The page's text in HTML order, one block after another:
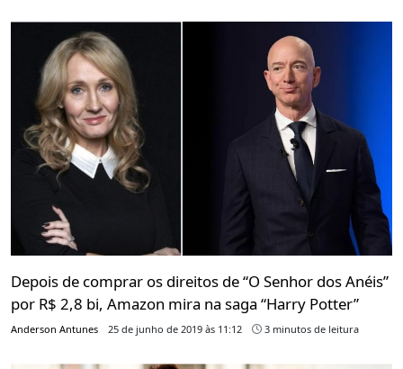
Depois de comprar os direitos de “O Senhor dos Anéis”
por R$ 2,8 bi, Amazon mira na saga “Harry Potter”
Anderson Antunes 25 de junho de 2019 às 11:12 3 minutos de leitura